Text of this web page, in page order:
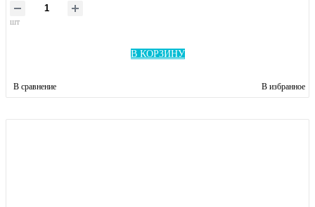
шт
В КОРЗИНУ
В сравнение В избранное